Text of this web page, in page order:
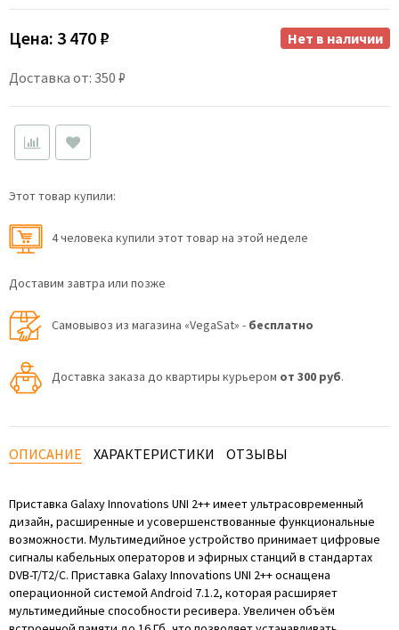
Цена: 3 470 ₽
Доставка от: 350 ₽
Нет в наличии
Этот товар купили:
4 человекa купили этот товар на этой неделе
Доставим завтра или позже
Самовывоз из магазина «VegaSat» - бесплатно
Доставка заказа до квартиры курьером от 300 руб.
ОПИСАНИЕ ХАРАКТЕРИСТИКИ ОТЗЫВЫ
Приставка Galaxy Innovations UNI 2++ имеет ультрасовременный
дизайн, расширенные и усовершенствованные функциональные
возможности. Мультимедийное устройство принимает цифровые
сигналы кабельных операторов и эфирных станций в стандартах
DVB-T/T2/C. Приставка Galaxy Innovations UNI 2++ оснащена
операционной системой Android 7.1.2, которая расширяет
мультимедийные способности ресивера. Увеличен объём